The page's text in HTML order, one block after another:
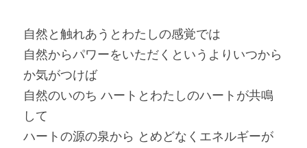
自然と触れあうとわたしの感覚では
自然からパワーをいただくというより いつから
か気がつけば
自然のいのち ハートとわたしのハートが共鳴
して
ハートの源の泉から とめどなくエネルギーが